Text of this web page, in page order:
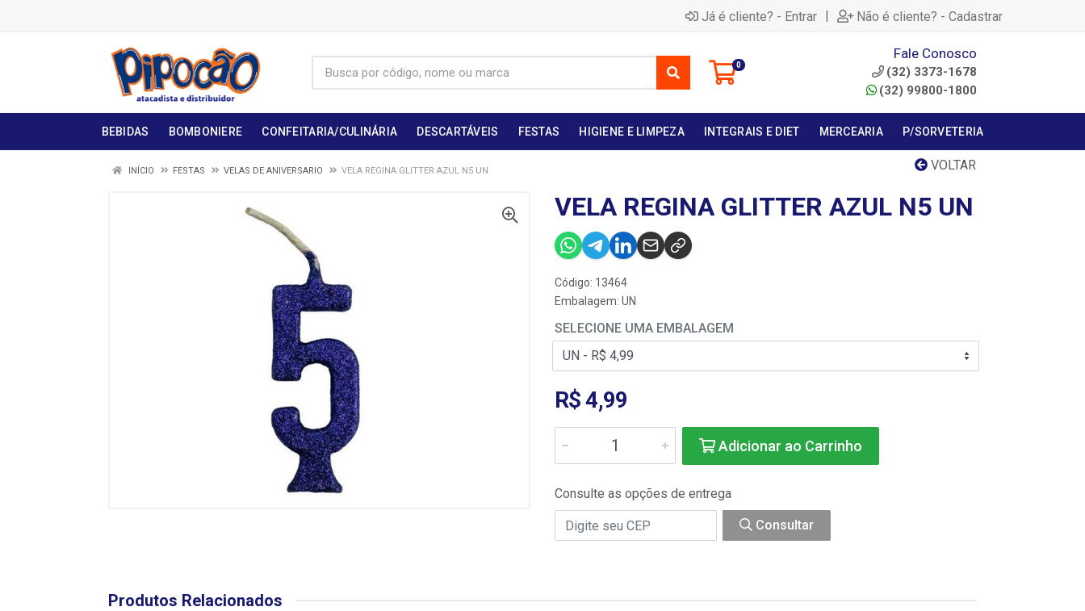
Já é cliente? - Entrar | Não é cliente? - Cadastrar
0
Fale Conosco
(32) 3373-1678
(32) 99800-1800
BEBIDAS BOMBONIERE CONFEITARIA/CULINÁRIA DESCARTÁVEIS FESTAS HIGIENE E LIMPEZA INTEGRAIS E DIET MERCEARIA P/SORVETERIA
VOLTAR
INÍCIO FESTAS VELAS DE ANIVERSARIO VELA REGINA GLITTER AZUL N5 UN
VELA REGINA GLITTER AZUL N5 UN
Código: 13464
Embalagem: UN
SELECIONE UMA EMBALAGEM
R$ 4,99
Adicionar ao Carrinho
Consulte as opções de entrega
Consultar
Produtos Relacionados